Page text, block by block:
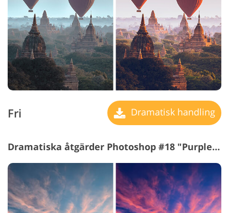
Fri Dramatisk handling
Dramatiska åtgärder Photoshop #18 "Purple Tone"